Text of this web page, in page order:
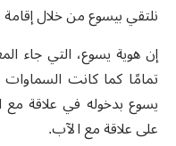
نلتقي بيسوع من خلال إقامة
إن هوية يسوع، التي جاء
تمامًا كما كانت السماوات
يسوع بدخوله في علاقة مع
على علاقة مع الآب.